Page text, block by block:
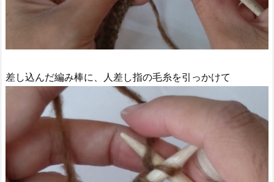
差し込んだ編み棒に、人差し指の毛糸を引っかけて